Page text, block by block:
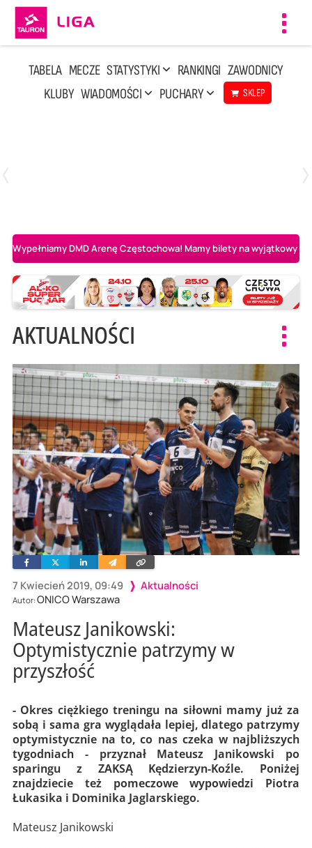
TABELA MECZE STATYSTYKI RANKINGI ZAWODNICY
KLUBY WIADOMOŚCI PUCHARY SKLEP
Wypełniamy DMD Arenę Częstochowa! Mamy bilety na wyjątkowy
AKTUALNOŚCI
7 Kwiecień 2019, 09:49 Aktualności
Autor:ONICO Warszawa
FacebookTwitterLinkedinWyślij
e-
Skopiuj
link
Mateusz Janikowski:
Optymistycznie patrzymy w
przyszłość
- Okres ciężkiego treningu na siłowni mamy już za
sobą i sama gra wyglądała lepiej, dlatego patrzymy
optymistycznie na to, co nas czeka w najbliższych
tygodniach - przyznał Mateusz Janikowski po
sparingu z ZAKSĄ Kędzierzyn-Koźle. Poniżej
znajdziecie też pomeczowe wypowiedzi Piotra
Łukasika i Dominika Jaglarskiego.
Mateusz Janikowski